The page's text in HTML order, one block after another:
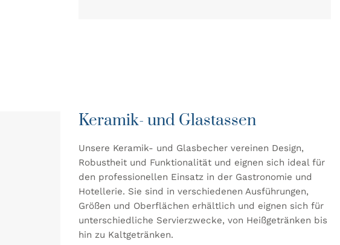
Keramik- und Glastassen
Unsere Keramik- und Glasbecher vereinen Design,
Robustheit und Funktionalität und eignen sich ideal für
den professionellen Einsatz in der Gastronomie und
Hotellerie. Sie sind in verschiedenen Ausführungen,
Größen und Oberflächen erhältlich und eignen sich für
unterschiedliche Servierzwecke, von Heißgetränken bis
hin zu Kaltgetränken.